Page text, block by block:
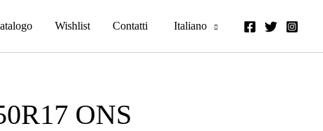
Wishlist Contatti Italiano
ONS